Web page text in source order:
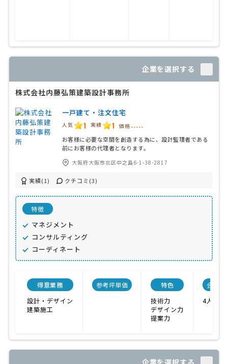
企業を選択する
株式会社内藤弘策建築設計事務所
一戸建て・注文住宅
人気 1 実績 1 価格 -----
お客様に必要な空間を創造する為に、設計監理者である
前にお客様の代理者となります。
大阪府大阪市北区中之島6-1-38-2817
実績(1) クチコミ(3)
特徴
マネジメント
コンサルティング
コーディネート
得意業務
設計・デザイン
建築施工
参考坪単価
特色
技術力
デザイン力
提案力
会社規
4人